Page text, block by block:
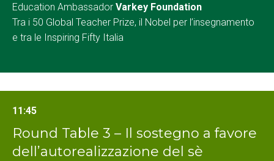
Education Ambassador Varkey Foundation
Tra i 50 Global Teacher Prize, il Nobel per l’insegnamento
e tra le Inspiring Fifty Italia
11:45
Round Table 3 – Il sostegno a favore
dell’autorealizzazione del sè